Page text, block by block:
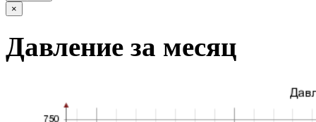
×
Давление за месяц